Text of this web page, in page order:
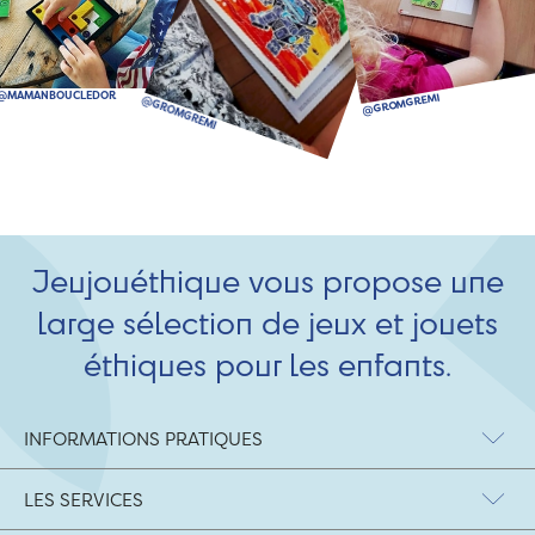
Jeujouéthique vous propose une
large sélection de jeux et jouets
éthiques pour les enfants.
INFORMATIONS PRATIQUES
LES SERVICES